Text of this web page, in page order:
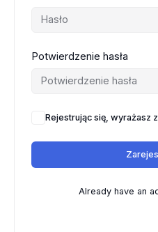
Potwierdzenie hasła
Rejestrując się, wyrażasz
Already have an